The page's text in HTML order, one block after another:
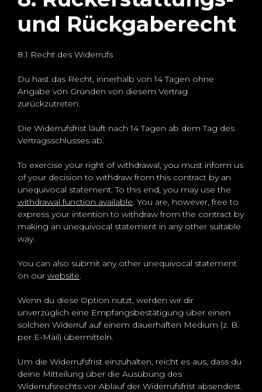
und Rückgaberecht
8.1 Recht des Widerrufs
Du hast das Recht, innerhalb von 14 Tagen ohne
Angabe von Gründen von diesem Vertrag
zurückzutreten.
Die Widerrufsfrist läuft nach 14 Tagen ab dem Tag des
Vertragsschlusses ab.
To exercise your right of withdrawal, you must inform us
of your decision to withdraw from this contract by an
unequivocal statement. To this end, you may use the
withdrawal function available. You are, however, free to
express your intention to withdraw from the contract by
making an unequivocal statement in any other suitable
way.
You can also submit any other unequivocal statement
on our website.
Wenn du diese Option nutzt, werden wir dir
unverzüglich eine Empfangsbestätigung über einen
solchen Widerruf auf einem dauerhaften Medium (z. B.
per E-Mail) übermitteln.
Um die Widerrufsfrist einzuhalten, reicht es aus, dass du
deine Mitteilung über die Ausübung des
Widerrufsrechts vor Ablauf der Widerrufsfrist absendest.